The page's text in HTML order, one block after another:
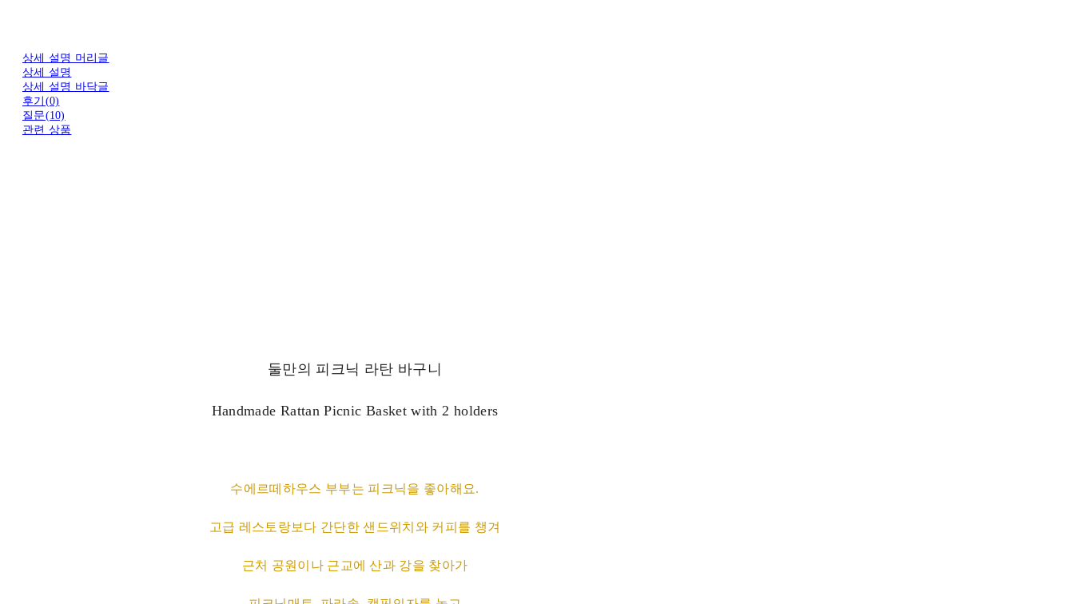
상세 설명 머리글
상세 설명
상세 설명 바닥글
후기(0)
질문(10)
관련 상품
둘만의 피크닉 라탄 바구니
Handmade Rattan Picnic Basket with 2 holders
수에르떼하우스 부부는 피크닉을 좋아해요.
고급 레스토랑보다 간단한 샌드위치와 커피를 챙겨
근처 공원이나 근교에 산과 강을 찾아가